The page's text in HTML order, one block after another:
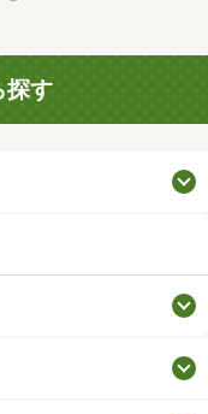
探す